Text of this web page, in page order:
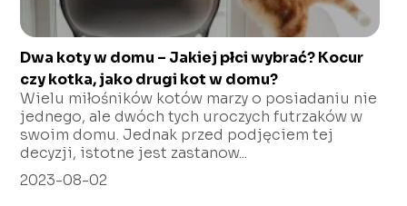
Dwa koty w domu – Jakiej płci wybrać? Kocur
czy kotka, jako drugi kot w domu?
Wielu miłośników kotów marzy o posiadaniu nie
jednego, ale dwóch tych uroczych futrzaków w
swoim domu. Jednak przed podjęciem tej
decyzji, istotne jest zastanow...
2023-08-02